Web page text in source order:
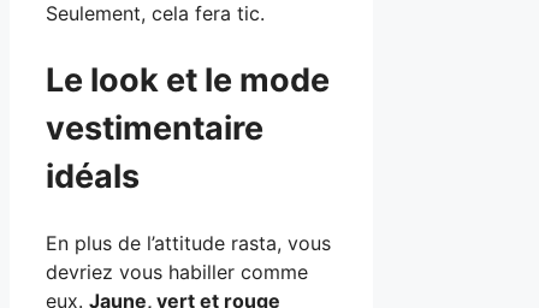
Seulement, cela fera tic.
Le look et le mode
vestimentaire
idéals
En plus de l’attitude rasta, vous
devriez vous habiller comme
eux. Jaune, vert et rouge